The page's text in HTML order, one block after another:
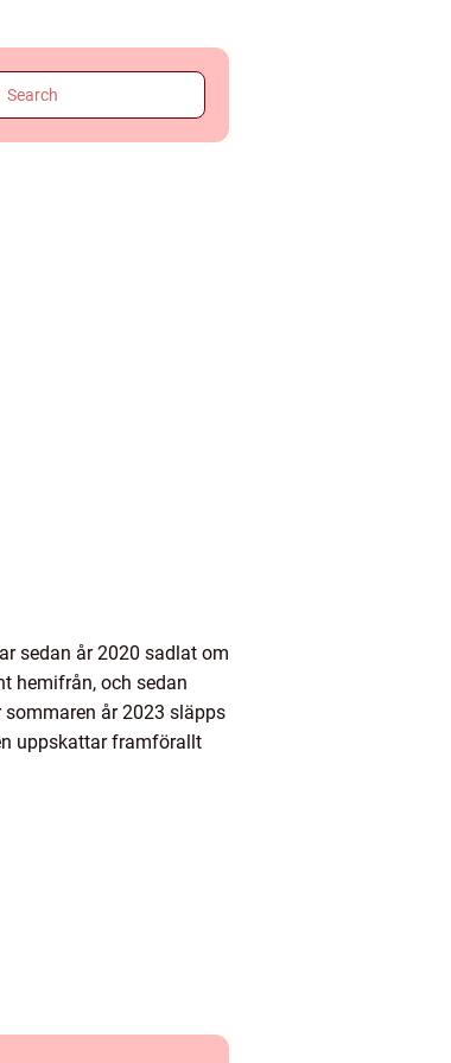
sedan år 2020 sadlat om
hemifrån, och sedan
år 2023 släpps
uppskattar framförallt